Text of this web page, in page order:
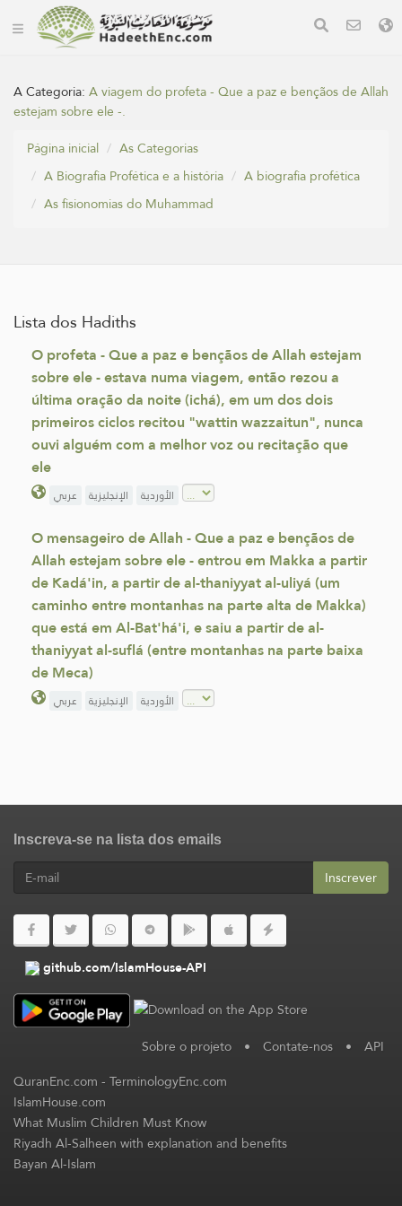
A Categoria:A viagem do profeta - Que a paz e bençãos de Allah
estejam sobre ele -.
Página inicial
As Categorias
A Biografia Profética e a história
A biografia profética
As fisionomias do Muhammad
Lista dos Hadiths
O profeta - Que a paz e bençãos de Allah estejam
sobre ele - estava numa viagem, então rezou a
última oração da noite (ichá), em um dos dois
primeiros ciclos recitou "wattin wazzaitun", nunca
ouvi alguém com a melhor voz ou recitação que
ele
عربي الإنجليزية الأوردية
O mensageiro de Allah - Que a paz e bençãos de
Allah estejam sobre ele - entrou em Makka a partir
de Kadá'in, a partir de al-thaniyyat al-uliyá (um
caminho entre montanhas na parte alta de Makka)
que está em Al-Bat'há'i, e saiu a partir de al-
thaniyyat al-suflá (entre montanhas na parte baixa
de Meca)
عربي الإنجليزية الأوردية
Inscreva-se na lista dos emails
Inscrever
github.com/IslamHouse-API
Sobre o projeto • Contate-nos • API
QuranEnc.com-TerminologyEnc.com
IslamHouse.com
What Muslim Children Must Know
Riyadh Al-Salheen with explanation and benefits
Bayan Al-Islam